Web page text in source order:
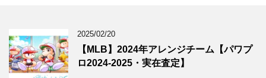
2025/02/20
【MLB】2024年アレンジチーム【パワプ
ロ2024-2025・実在査定】